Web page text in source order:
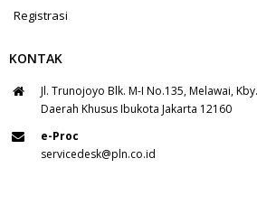
Registrasi
KONTAK
Jl. Trunojoyo Blk. M-I No.135, Melawai,
Daerah Khusus Ibukota Jakarta 12160
e-Proc
servicedesk@pln.co.id